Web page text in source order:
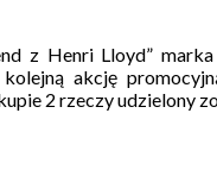
z Henri Lloyd”
kolejną akcję
2 rzeczy udzielony